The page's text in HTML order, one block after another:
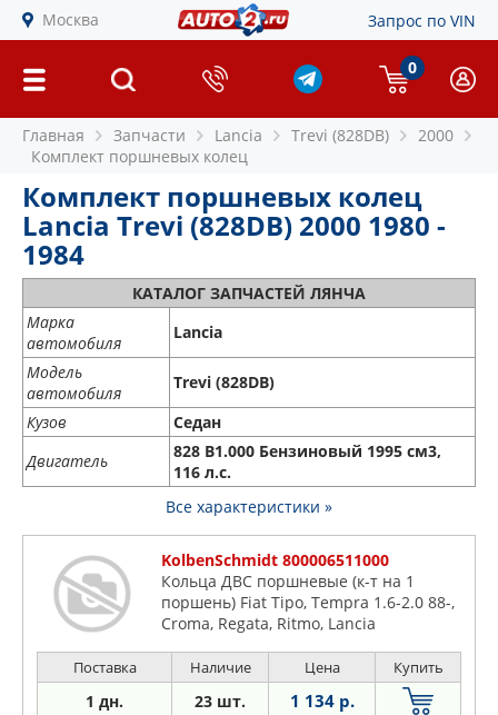
Москва Запрос по VIN
0
Главная Запчасти Lancia Trevi (828DB)
2000
Комплект поршневых колец
Комплект поршневых колец
Lancia Trevi (828DB) 2000 1980 -
1984
КАТАЛОГ ЗАПЧАСТЕЙ ЛЯНЧА
Марка
автомобиля
Lancia
Модель
автомобиля
Trevi (828DB)
Кузов
Седан
Двигатель
828 B1.000 Бензиновый 1995 см3,
116 л.с.
Все характеристики »
KolbenSchmidt 800006511000
Кольца ДВС поршневые (к-т на 1
поршень) Fiat Tipo, Tempra 1.6-2.0 88-,
Croma, Regata, Ritmo, Lancia
Поставка Наличие Цена Купить
1 дн. 23 шт. 1 134 р.